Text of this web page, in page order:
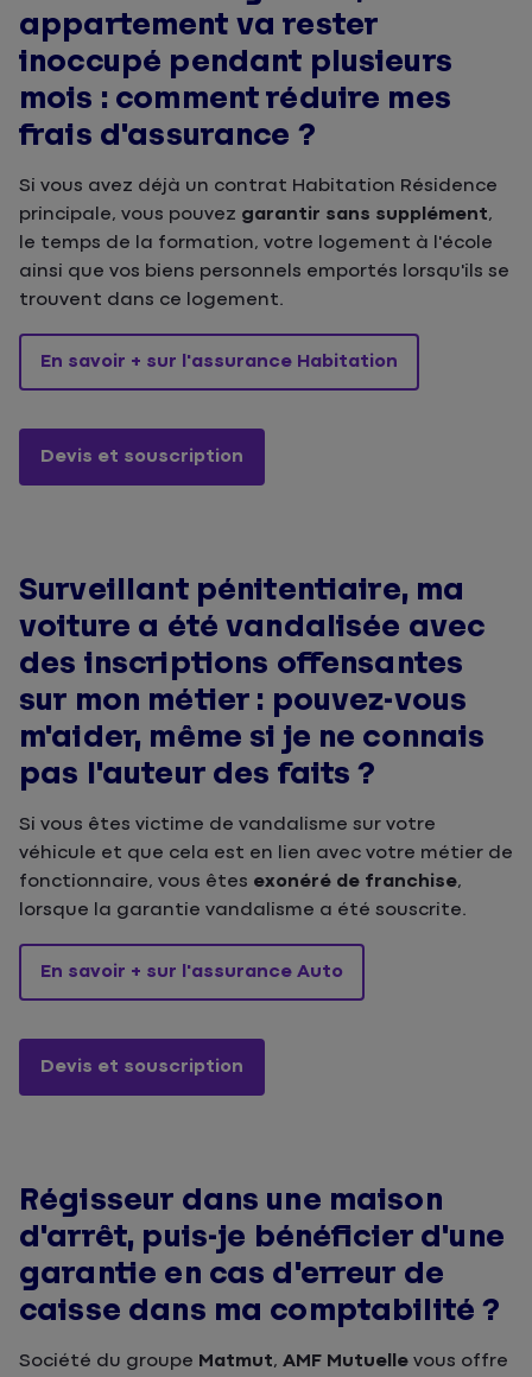
appartement va rester
inoccupé pendant plusieurs
mois : comment réduire mes
frais d'assurance ?
Si vous avez déjà un contrat Habitation Résidence
principale, vous pouvez garantir sans supplément,
le temps de la formation, votre logement à l'école
ainsi que vos biens personnels emportés lorsqu'ils se
trouvent dans ce logement.
En savoir + sur l'assurance Habitation
Devis et souscription
Surveillant pénitentiaire, ma
voiture a été vandalisée avec
des inscriptions offensantes
sur mon métier : pouvez-vous
m'aider, même si je ne connais
pas l'auteur des faits ?
Si vous êtes victime de vandalisme sur votre
véhicule et que cela est en lien avec votre métier de
fonctionnaire, vous êtes exonéré de franchise,
lorsque la garantie vandalisme a été souscrite.
En savoir + sur l'assurance Auto
Devis et souscription
Régisseur dans une maison
d'arrêt, puis-je bénéficier d'une
garantie en cas d'erreur de
caisse dans ma comptabilité ?
Société du groupe Matmut, AMF Mutuelle vous offre